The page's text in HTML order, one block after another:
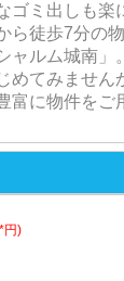
ゴミ出しも楽
ら徒歩7分の
ャルム城南」
めてみません
富に物件をご
円)